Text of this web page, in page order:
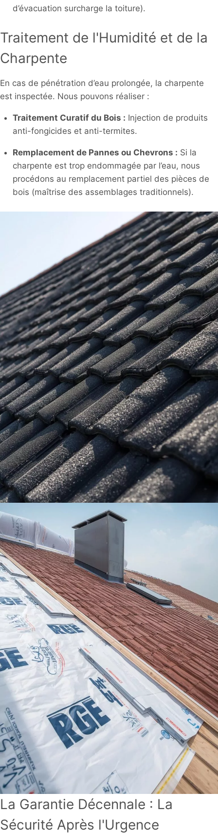
d’évacuation surcharge la toiture).
Traitement de l'Humidité et de la
Charpente
En cas de pénétration d’eau prolongée, la charpente
est inspectée. Nous pouvons réaliser :
Traitement Curatif du Bois : Injection de produits
anti-fongicides et anti-termites.
Remplacement de Pannes ou Chevrons : Si la
charpente est trop endommagée par l’eau, nous
procédons au remplacement partiel des pièces de
bois (maîtrise des assemblages traditionnels).
La Garantie Décennale : La
Sécurité Après l'Urgence